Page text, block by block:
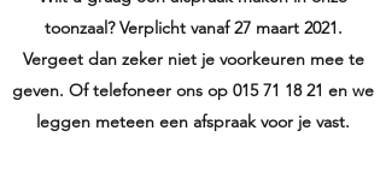
toonzaal? Verplicht vanaf 27 maart 2021.
Vergeet dan zeker niet je voorkeuren mee te
geven. Of telefoneer ons op 015 71 18 21 en we
leggen meteen een afspraak voor je vast.